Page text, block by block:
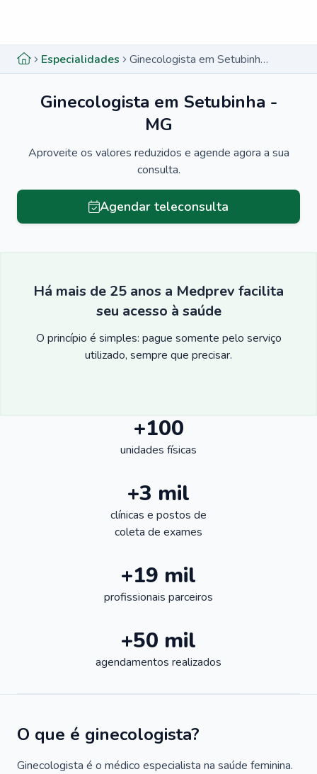
Especialidades Ginecologista em Setubinha - MG
Ginecologista em Setubinha -
MG
Aproveite os valores reduzidos e agende agora a sua
consulta.
Agendar teleconsulta
Há mais de 25 anos a Medprev facilita
seu acesso à saúde
O princípio é simples: pague somente pelo serviço
utilizado, sempre que precisar.
+100
unidades físicas
+3 mil
clínicas e postos de
coleta de exames
+19 mil
profissionais parceiros
+50 mil
agendamentos realizados
O que é ginecologista?
Ginecologista é o médico especialista na saúde feminina.